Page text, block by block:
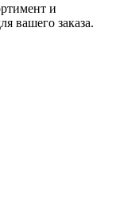
и
вашего заказа.